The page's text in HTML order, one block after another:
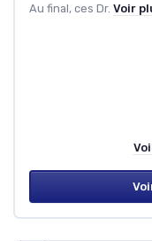
Au final, ces Dr. Voir